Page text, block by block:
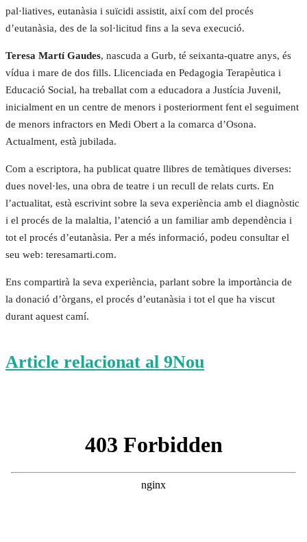
pal·liatives, eutanàsia i suïcidi assistit, així com del procés
d’eutanàsia, des de la sol·licitud fins a la seva execució.
Teresa Martí Gaudes, nascuda a Gurb, té seixanta-quatre anys, és
vídua i mare de dos fills. Llicenciada en Pedagogia Terapèutica i
Educació Social, ha treballat com a educadora a Justícia Juvenil,
inicialment en un centre de menors i posteriorment fent el seguiment
de menors infractors en Medi Obert a la comarca d’Osona.
Actualment, està jubilada.
Com a escriptora, ha publicat quatre llibres de temàtiques diverses:
dues novel·les, una obra de teatre i un recull de relats curts. En
l’actualitat, està escrivint sobre la seva experiència amb el diagnòstic
i el procés de la malaltia, l’atenció a un familiar amb dependència i
tot el procés d’eutanàsia. Per a més informació, podeu consultar el
seu web: teresamarti.com.
Ens compartirà la seva experiència, parlant sobre la importància de
la donació d’òrgans, el procés d’eutanàsia i tot el que ha viscut
durant aquest camí.
Article relacionat al 9Nou